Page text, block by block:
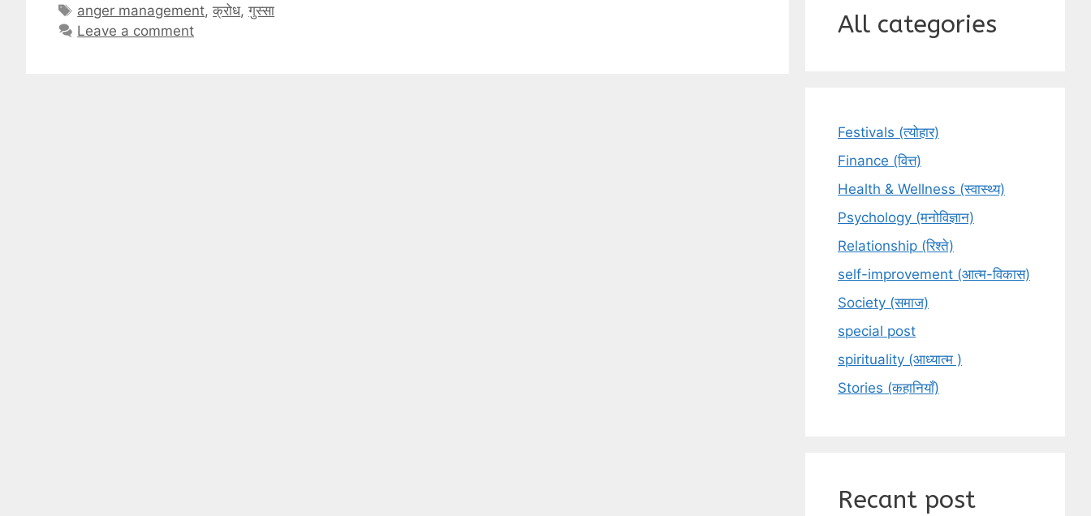
Tags
anger management,क्रोध,गुस्सा
Leave a comment
All categories
Festivals (त्योहार)
Finance (वित्त)
Health & Wellness (स्वास्थ्य)
Psychology (मनोविज्ञान)
Relationship (रिश्ते)
self-improvement (आत्म-विकास)
Society (समाज)
special post
spirituality (आध्यात्म )
Stories (कहानियाँ)
Recant post